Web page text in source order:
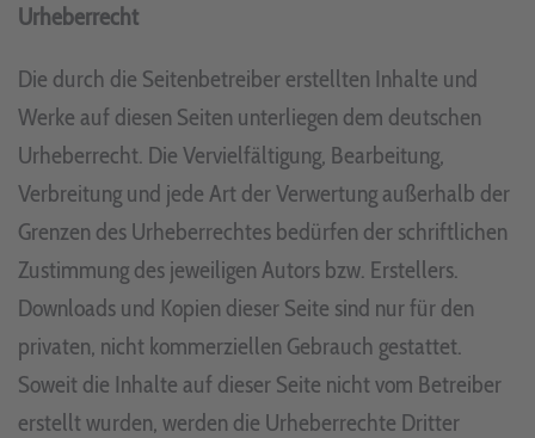
Urheberrecht
Die durch die Seitenbetreiber erstellten Inhalte und
Werke auf diesen Seiten unterliegen dem deutschen
Urheberrecht. Die Vervielfältigung, Bearbeitung,
Verbreitung und jede Art der Verwertung außerhalb der
Grenzen des Urheberrechtes bedürfen der schriftlichen
Zustimmung des jeweiligen Autors bzw. Erstellers.
Downloads und Kopien dieser Seite sind nur für den
privaten, nicht kommerziellen Gebrauch gestattet.
Soweit die Inhalte auf dieser Seite nicht vom Betreiber
erstellt wurden, werden die Urheberrechte Dritter